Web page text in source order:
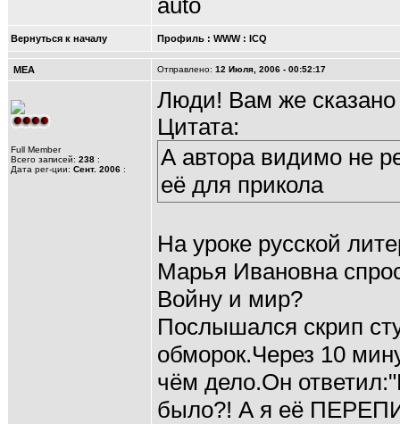
auto
Вернуться к началу Профиль : WWW: ICQ
MEA Отправлено: 12 Июля, 2006 - 00:52:17
Full Member
Всего записей: 238 :
Дата рег-ции: Сент. 2006 :
Люди! Вам же сказано
Цитата:
А автора видимо не
её для прикола
На уроке русской
Марья Ивановна
Войну и мир?
Послышался скрип
обморок.Через 10
чём дело.Он
было?! А я её